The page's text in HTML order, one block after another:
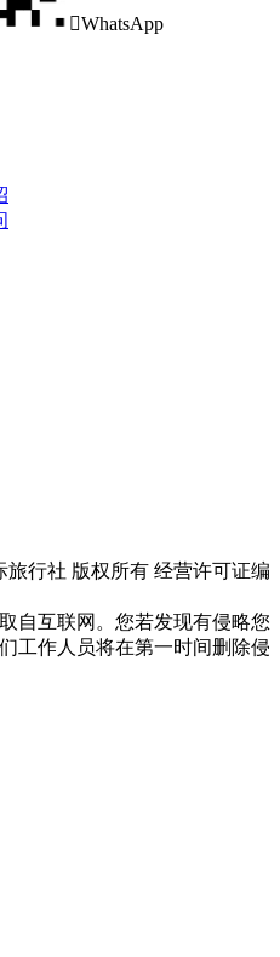
WhatsApp
旅行社 版权所有 经营许可证编
自互联网。您若发现有侵略您
工作人员将在第一时间删除侵